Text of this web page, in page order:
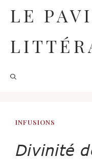
contenu
LE
INFUSIONS
Divinité